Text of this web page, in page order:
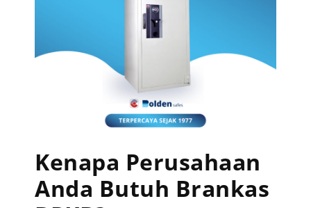
Kenapa Perusahaan
Anda Butuh Brankas